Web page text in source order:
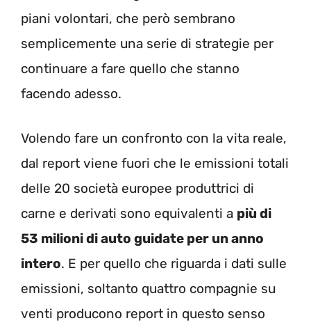
piani volontari, che però sembrano
semplicemente una serie di strategie per
continuare a fare quello che stanno
facendo adesso.
Volendo fare un confronto con la vita reale,
dal report viene fuori che le emissioni totali
delle 20 società europee produttrici di
carne e derivati sono equivalenti a più di
53 milioni di auto guidate per un anno
intero. E per quello che riguarda i dati sulle
emissioni, soltanto quattro compagnie su
venti producono report in questo senso